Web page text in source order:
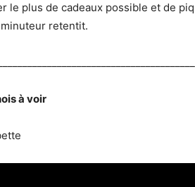
le plus de cadeaux possible et de
retentit.
à voir